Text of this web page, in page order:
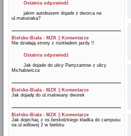
Ostatnia odpowiedź
jakim autobusem dojade z dworca na
ul.matusiaka?
Bielsko-Biała - MZK
Komentarze
Nie działają strony z rozkładem jazdy !!
Ostatnia odpowiedź
Jak dojade do ulicy Partyzantow z ulicy
Michalowicza
Bielsko-Biała - MZK
Komentarze
Jak dojadę do ul.malowany dworek
Bielsko-Biała - MZK
Komentarze
Jak dojechaç z os.beskidzkiego kładka do campusu
na ul.willowej 2 w bielsku